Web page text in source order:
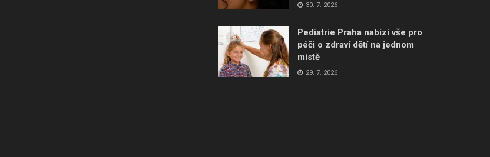
30. 7. 2026
Pediatrie Praha nabízí vše pro
péči o zdraví dětí na jednom
místě
29. 7. 2026